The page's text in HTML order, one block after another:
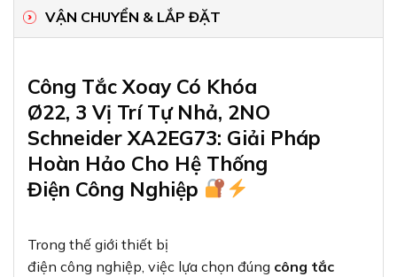
VẬN CHUYỂN & LẮP ĐẶT
Công Tắc Xoay Có Khóa
Ø22, 3 Vị Trí Tự Nhả, 2NO
Schneider XA2EG73: Giải Pháp
Hoàn Hảo Cho Hệ Thống
Điện Công Nghiệp
Trong thế giới thiết bị
điện công nghiệp, việc lựa chọn đúng công tắc